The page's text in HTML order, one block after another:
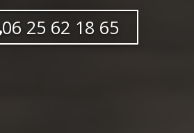
06 25 62 18 65